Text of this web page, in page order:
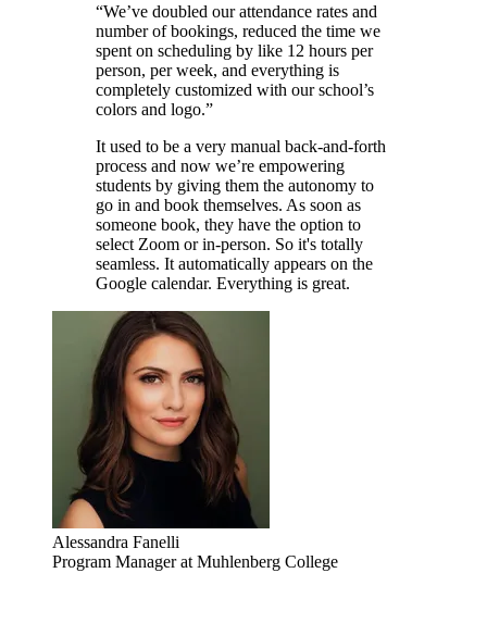
“We’ve doubled our attendance rates and
number of bookings, reduced the time we
spent on scheduling by like 12 hours per
person, per week, and everything is
completely customized with our school’s
colors and logo.”
It used to be a very manual back-and-forth
process and now we’re empowering
students by giving them the autonomy to
go in and book themselves. As soon as
someone book, they have the option to
select Zoom or in-person. So it's totally
seamless. It automatically appears on the
Google calendar. Everything is great.
Alessandra Fanelli
Program Manager at Muhlenberg College